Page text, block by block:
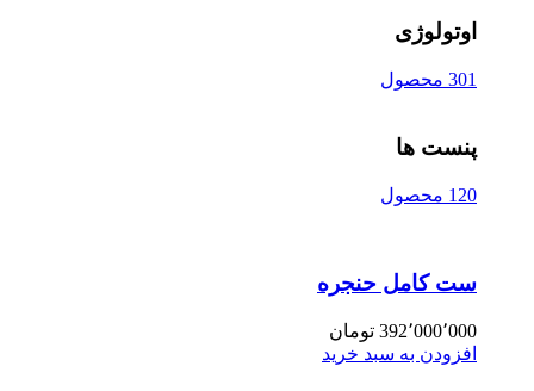
اوتولوژی
301 محصول
پنست ها
120 محصول
ست کامل حنجره
392٬000٬000 تومان
افزودن به سبد خرید